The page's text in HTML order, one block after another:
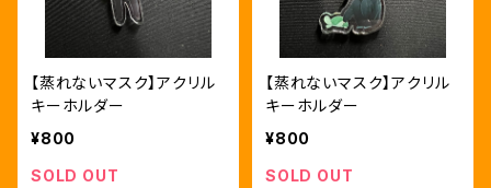
【蒸れないマスク】アクリル
キーホルダー
¥800
SOLD OUT
【蒸れないマスク】アクリル
キーホルダー
¥800
SOLD OUT